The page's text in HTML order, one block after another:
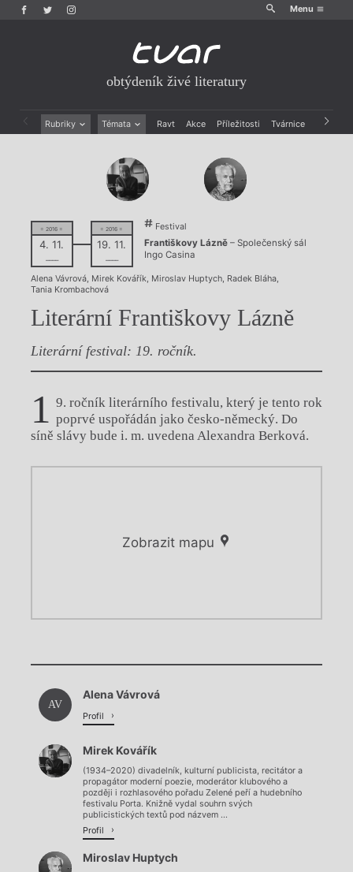
Menu
obtýdeník živé literatury
Rubriky Témata Ravt Akce Příležitosti Tvárnice Archiv
Drobná publicistika
Recenze a reflexe
Rozhovory
Dokument
Výroční ceny
= 2016 =
4. 11.
––––
= 2016 =
19. 11.
––––
Festival
Františkovy Lázně– Společenský sál
Ingo Casina
Alena Vávrová, Mirek Kovářík, Miroslav Huptych, Radek Bláha,
Tania Krombachová
Literární Františkovy Lázně
Literární festival: 19. ročník.
1 9. ročník literárního festivalu, který je tento rok
poprvé uspořádán jako česko-německý. Do
síně slávy bude i. m. uvedena Alexandra Berková.
Zobrazit mapu
Načítá se.
Chviličku.
Načítá se.
AV
Alena Vávrová
Profil
Mirek Kovářík
(1934–2020) divadelník, kulturní publicista, recitátor a
propagátor moderní poezie, moderátor klubového a
později i rozhlasového pořadu Zelené peří a hudebního
festivalu Porta. Knižně vydal souhrn svých
publicistických textů pod názvem ...
Profil
Miroslav Huptych